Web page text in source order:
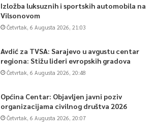
Izložba luksuznih i sportskih automobila na
Vilsonovom
Četvrtak, 6 Augusta 2026, 21:03
Avdić za TVSA: Sarajevo u avgustu centar
regiona: Stižu lideri evropskih gradova
Četvrtak, 6 Augusta 2026, 20:48
Općina Centar: Objavljen javni poziv
organizacijama civilnog društva 2026
Četvrtak, 6 Augusta 2026, 20:07